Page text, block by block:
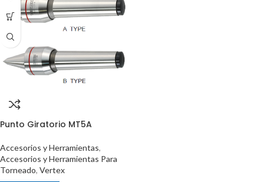
Punto Giratorio MT5A
Accesorios y Herramientas,
Accesorios y Herramientas Para
Torneado, Vertex